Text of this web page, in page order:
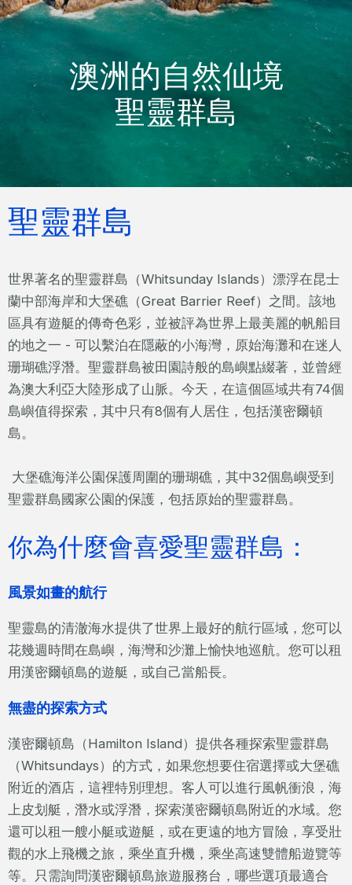
澳洲的自然仙境
聖靈群島
聖靈群島
世界著名的聖靈群島（Whitsunday Islands）漂浮在昆士
蘭中部海岸和大堡礁（Great Barrier Reef）之間。該地
區具有遊艇的傳奇色彩，並被評為世界上最美麗的帆船目
的地之一 - 可以繫泊在隱蔽的小海灣，原始海灘和在迷人
珊瑚礁浮潛。聖靈群島被田園詩般的島嶼點綴著，並曾經
為澳大利亞大陸形成了山脈。今天，在這個區域共有74個
島嶼值得探索，其中只有8個有人居住，包括漢密爾頓
島。
大堡礁海洋公園保護周圍的珊瑚礁，其中32個島嶼受到
聖靈群島國家公園的保護，包括原始的聖靈群島。
你為什麼會喜愛聖靈群島：
風景如畫的航行
聖靈島的清澈海水提供了世界上最好的航行區域，您可以
花幾週時間在島嶼，海灣和沙灘上愉快地巡航。您可以租
用漢密爾頓島的遊艇，或自己當船長。
無盡的探索方式
漢密爾頓島（Hamilton Island）提供各種探索聖靈群島
（Whitsundays）的方式，如果您想要住宿選擇或大堡礁
附近的酒店，這裡特別理想。客人可以進行風帆衝浪，海
上皮划艇，潛水或浮潛，探索漢密爾頓島附近的水域。您
還可以租一艘小艇或遊艇，或在更遠的地方冒險，享受壯
觀的水上飛機之旅，乘坐直升機，乘坐高速雙體船遊覽等
等。只需詢問漢密爾頓島旅遊服務台，哪些選項最適合